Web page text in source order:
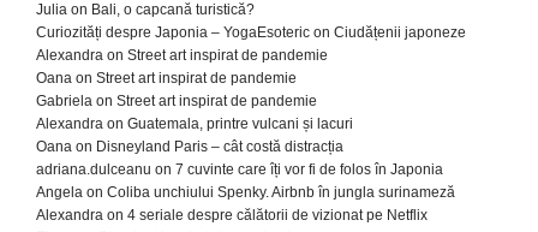
Julia on Bali, o capcană turistică?
Curiozități despre Japonia – YogaEsoteric on Ciudățenii japoneze
Alexandra on Street art inspirat de pandemie
Oana on Street art inspirat de pandemie
Gabriela on Street art inspirat de pandemie
Alexandra on Guatemala, printre vulcani și lacuri
Oana on Disneyland Paris – cât costă distracția
adriana.dulceanu on 7 cuvinte care îți vor fi de folos în Japonia
Angela on Coliba unchiului Spenky. Airbnb în jungla surinameză
Alexandra on 4 seriale despre călătorii de vizionat pe Netflix